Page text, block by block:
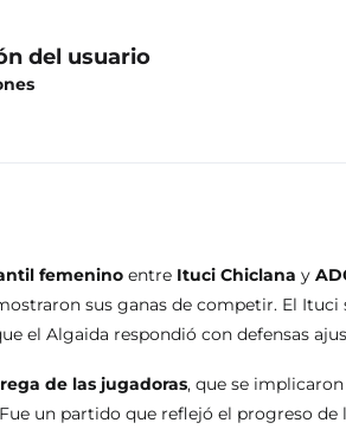
del usuario
femenino entre Ituci Chiclana y
sus ganas de competir. El
el Algaida respondió con defensas
de las jugadoras, que se
un partido que reflejó el progreso